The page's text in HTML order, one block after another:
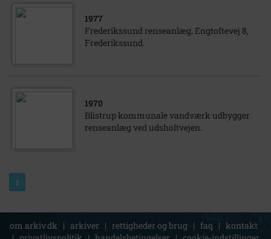
1977
Frederikssund renseanlæg, Engtoftevej 8,
Frederikssund.
1970
Blistrup kommunale vandværk udbygger
renseanlæg ved udsholtvejen.
1
om arkiv.dk | arkiver | rettigheder og brug | faq | kontakt